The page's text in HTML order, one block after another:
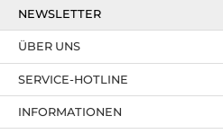
NEWSLETTER
SERVICE-HOTLINE
ÜBER UNS
INFORMATIONEN